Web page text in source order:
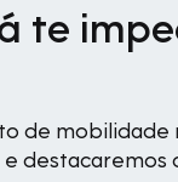
te
de mobilidade
destacaremos